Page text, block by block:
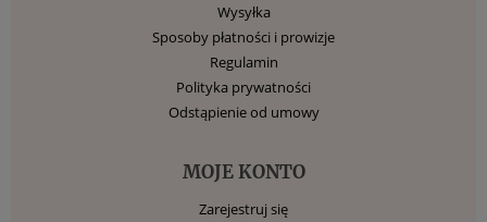
Wysyłka
Sposoby płatności i prowizje
Regulamin
Polityka prywatności
Odstąpienie od umowy
MOJE KONTO
Zarejestruj się